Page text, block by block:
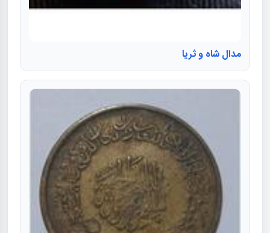
مدال شاه و ثریا